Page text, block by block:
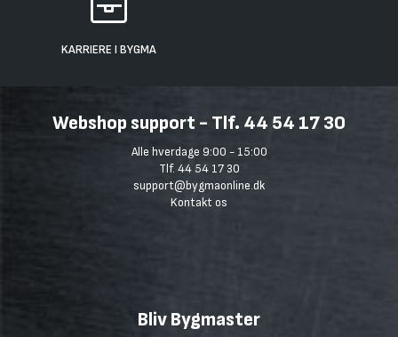
KARRIERE I BYGMA
Webshop support - Tlf. 44 54 17 30
Alle hverdage 9:00 - 15:00
Tlf. 44 54 17 30
support@bygmaonline.dk
Kontakt os
Bliv Bygmaster